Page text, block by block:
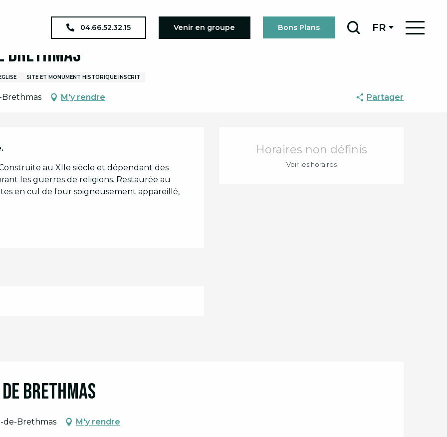
04.66.52.32.15 Venir en groupe Bons Plans FR
Brethmas
SITE ET MONUMENT HISTORIQUE INSCRIT
Brethmas M'y rendre Partager
Ouverture et
Horaires non définis
Voir les horaires
au XIIe siècle et dépendant des
les guerres de religions. Restaurée au
en cul de four soigneusement appareillé,
Brethmas
de-Brethmas M'y rendre